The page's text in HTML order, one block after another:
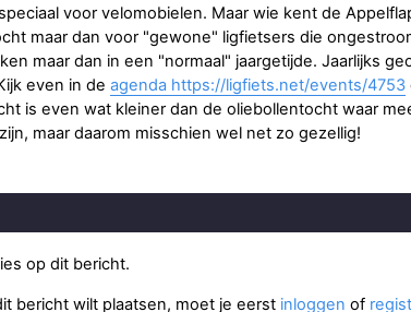
voor velomobielen. Maar wie kent de
maar dan voor "gewone" ligfietsers die
maar dan in een "normaal" jaargetijde. Jaarlijks
even in de agenda https://ligfiets.net/events/4753
is even wat kleiner dan de oliebollentocht waar
maar daarom misschien wel net zo gezellig!
op dit bericht.
bericht wilt plaatsen, moet je eerst inloggen of